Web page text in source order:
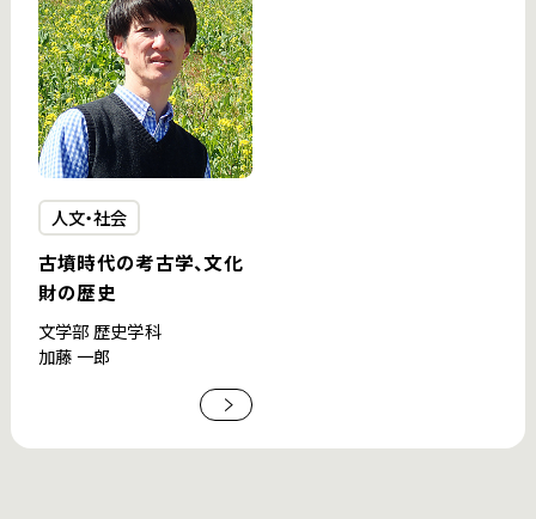
人文・社会
古墳時代の考古学、文化
財の歴史
文学部 歴史学科
加藤 一郎